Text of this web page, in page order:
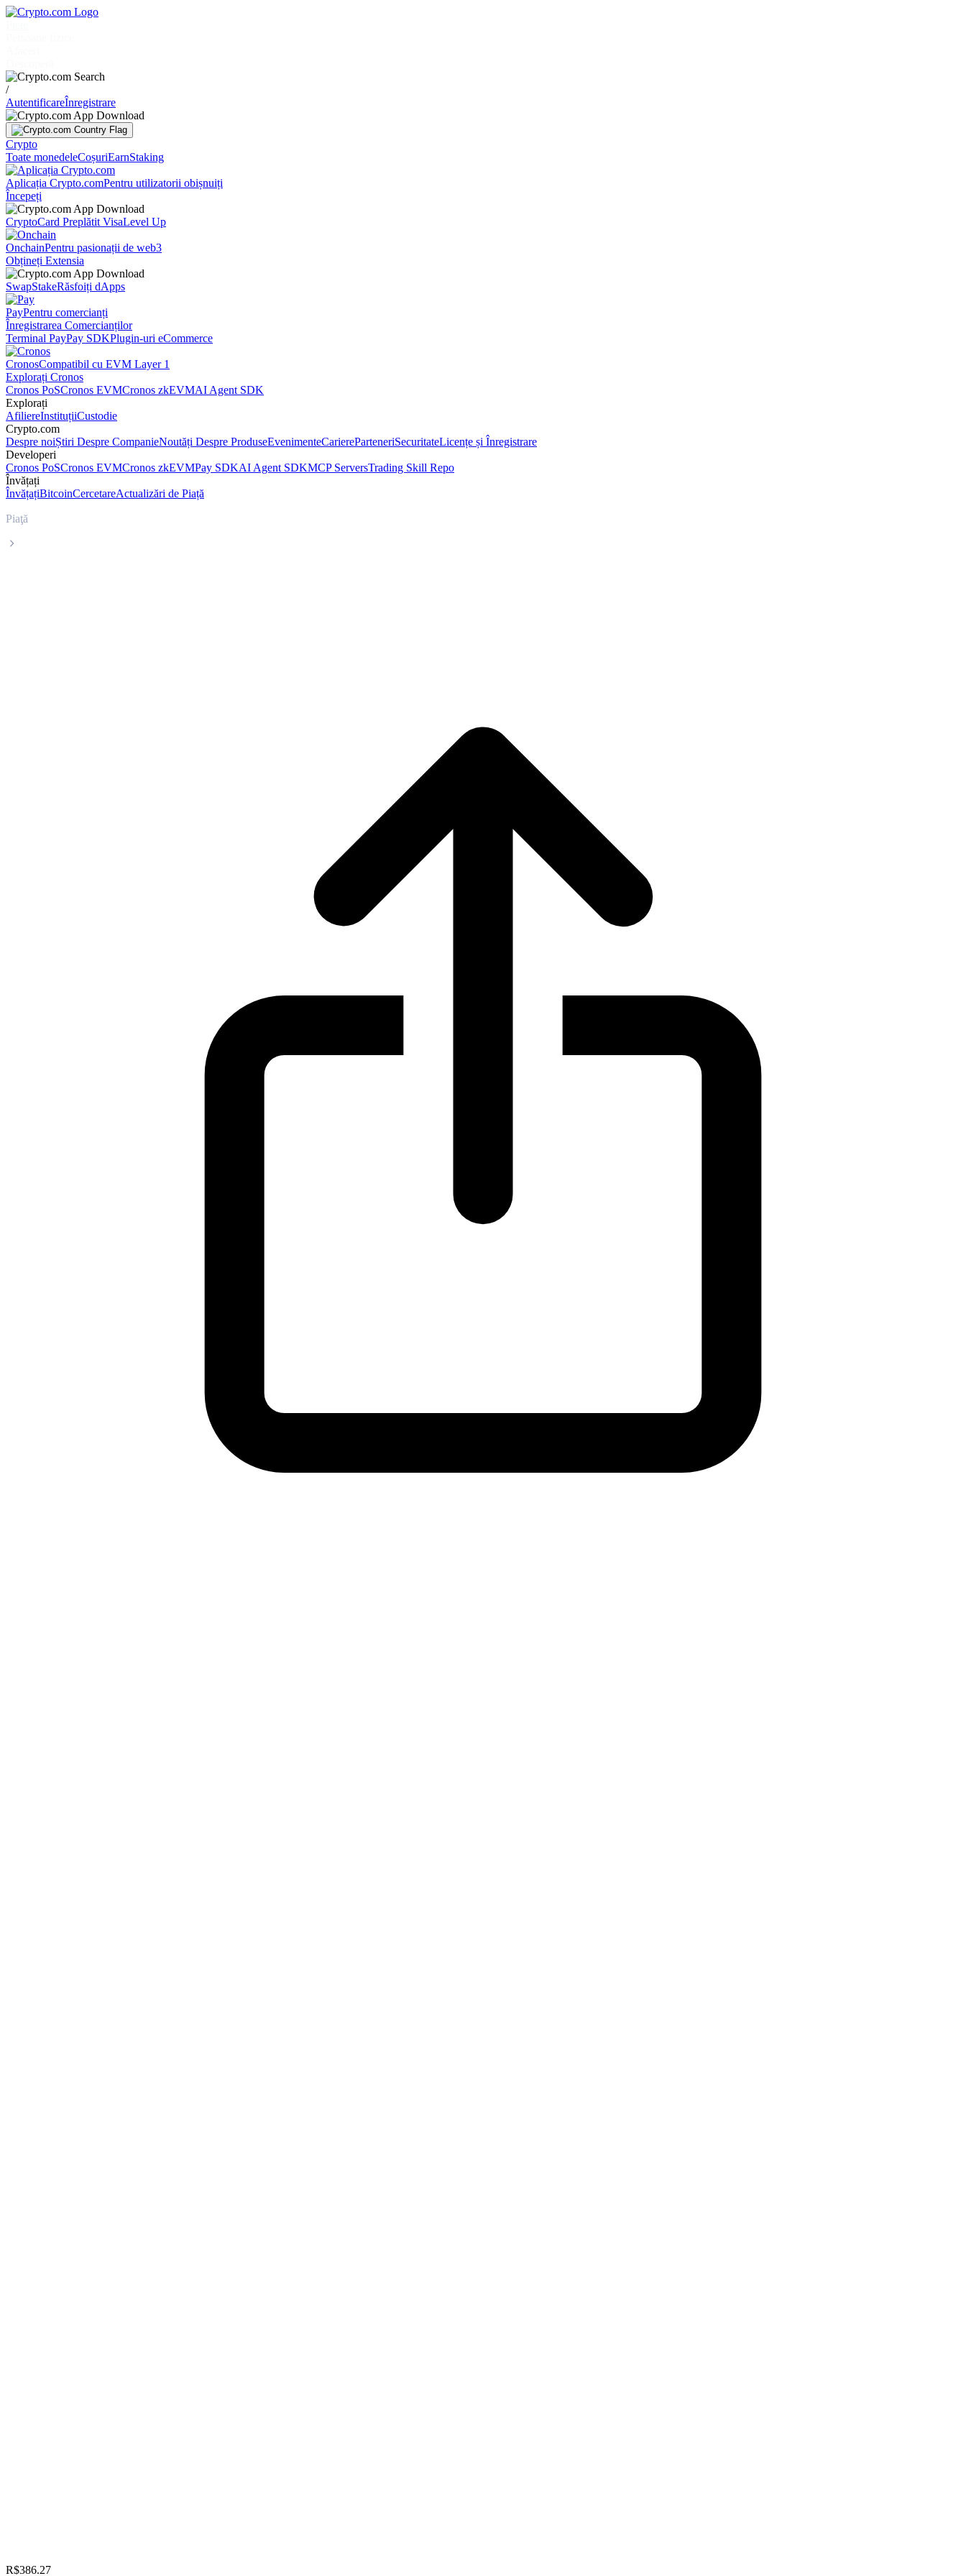
/
AutentificareÎnregistrare
Crypto
Toate monedeleCoșuriEarnStaking
Aplicația Crypto.comPentru utilizatorii obișnuiți
Începeți
CryptoCard Preplătit VisaLevel Up
OnchainPentru pasionații de web3
Obțineți Extensia
SwapStakeRăsfoiți dApps
PayPentru comercianți
Înregistrarea Comercianților
Terminal PayPay SDKPlugin-uri eCommerce
CronosCompatibil cu EVM Layer 1
Explorați Cronos
Cronos PoSCronos EVMCronos zkEVMAI Agent SDK
Explorați
AfiliereInstituțiiCustodie
Crypto.com
Despre noiȘtiri Despre CompanieNoutăți Despre ProduseEvenimenteCariereParteneriSecuritateLicențe și Înregistrare
Developeri
Cronos PoSCronos EVMCronos zkEVMPay SDKAI Agent SDKMCP ServersTrading Skill Repo
Învățați
ÎnvățațiBitcoinCercetareActualizări de Piață
Piaţă
R$386.27